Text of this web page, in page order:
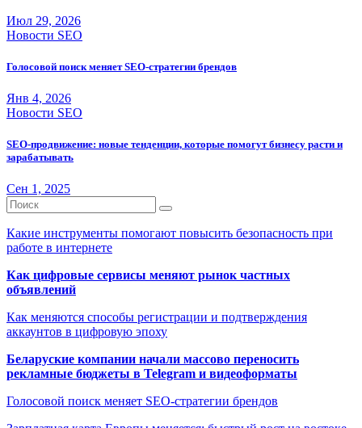
Июл 29, 2026
Новости SEO
Голосовой поиск меняет SEO-стратегии брендов
Янв 4, 2026
Новости SEO
SEO-продвижение: новые тенденции, которые помогут бизнесу расти и
зарабатывать
Сен 1, 2025
Какие инструменты помогают повысить безопасность при
работе в интернете
Как цифровые сервисы меняют рынок частных
объявлений
Как меняются способы регистрации и подтверждения
аккаунтов в цифровую эпоху
Беларуские компании начали массово переносить
рекламные бюджеты в Telegram и видеоформаты
Голосовой поиск меняет SEO-стратегии брендов